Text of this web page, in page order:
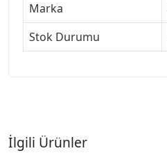
Marka
Stok Durumu
İlgili Ürünler